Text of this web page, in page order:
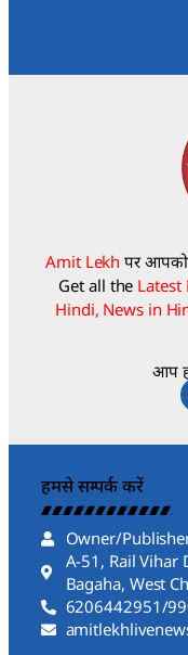
Amit Lekh पर आपको
Get all the Latest
Hindi, News in
आप
हमसे सम्पर्क करें
Owner/
A-51, Rail Vihar
Bagaha, West
6206442951/